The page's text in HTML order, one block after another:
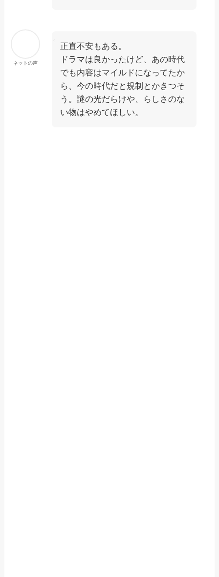
ネットの声
正直不安もある。
ドラマは良かったけど、あの時代
でも内容はマイルドになってたか
ら、今の時代だと規制とかきつそ
う。謎の光だらけや、らしさのな
い物はやめてほしい。